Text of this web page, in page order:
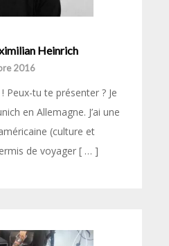
Heinrich
2016
Peux-tu te présenter ? Je
en Allemagne. J’ai une
(culture et
de voyager [ … ]